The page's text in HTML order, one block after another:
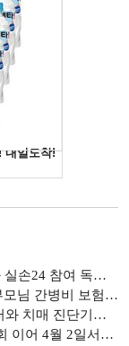
지부와 협업" [2025 국감]
할까 [보험상품 이모저모]
임상 협력에 맞손
공개 사실상 특별이익 합법화" 外